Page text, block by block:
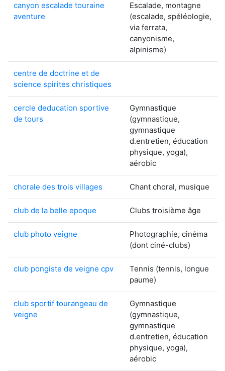
canyon escalade touraine
aventure
Escalade, montagne
(escalade, spéléologie,
via ferrata,
canyonisme,
alpinisme)
centre de doctrine et de
science spirites christiques
cercle deducation sportive
de tours
Gymnastique
(gymnastique,
gymnastique
d.entretien, éducation
physique, yoga),
aérobic
chorale des trois villages Chant choral, musique
club de la belle epoque Clubs troisième âge
club photo veigne
Photographie, cinéma
(dont ciné-clubs)
club pongiste de veigne cpv
Tennis (tennis, longue
paume)
club sportif tourangeau de
veigne
Gymnastique
(gymnastique,
gymnastique
d.entretien, éducation
physique, yoga),
aérobic